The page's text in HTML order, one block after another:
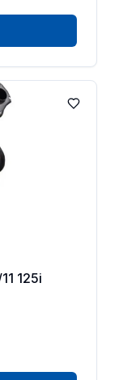
Lägg till
125i